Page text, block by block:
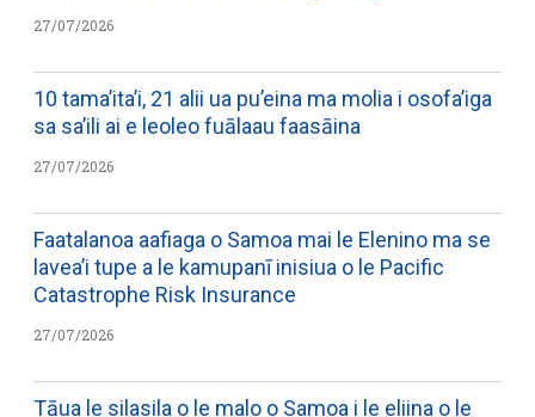
27/07/2026
10 tama’ita’i, 21 alii ua pu’eina ma molia i osofa’iga
sa sa’ili ai e leoleo fuālaau faasāina
27/07/2026
Faatalanoa aafiaga o Samoa mai le Elenino ma se
lavea’i tupe a le kamupanī inisiua o le Pacific
Catastrophe Risk Insurance
27/07/2026
Tāua le silasila o le malo o Samoa i le eliina o le